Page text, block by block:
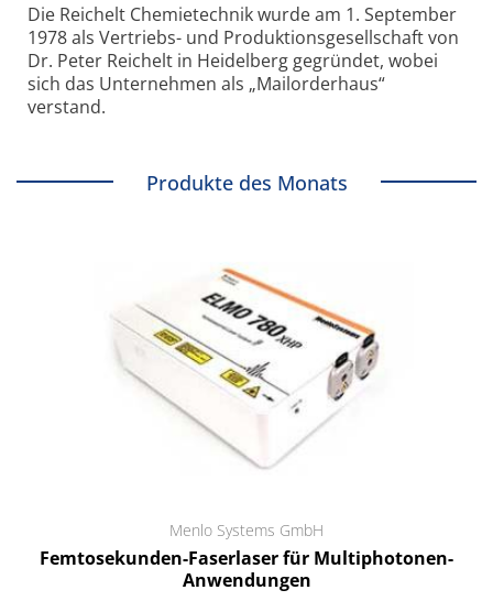
Die Reichelt Chemietechnik wurde am 1. September
1978 als Vertriebs- und Produktionsgesellschaft von
Dr. Peter Reichelt in Heidelberg gegründet, wobei
sich das Unternehmen als „Mailorderhaus“
verstand.
Produkte des Monats
Menlo Systems GmbH
Femtosekunden-Faserlaser für Multiphotonen-
Anwendungen